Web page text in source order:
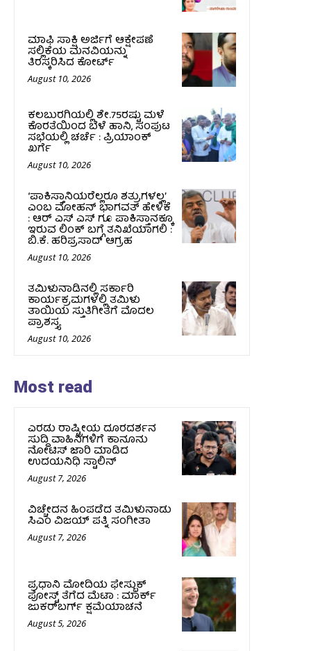
ಮಾಫಿ ಸಾಕ್ಷಿ ಅರ್ಜಿಗೆ ಆಕ್ಷೇಪಣೆ
ಸಲ್ಲಿಕೆಯ ಮನವಿಯನ್ನು
ತಿರಸ್ಕರಿಸಿದ ಕೋರ್ಟ್‌
August 10, 2026
ಕಲಬುರಗಿಯಲ್ಲಿ ಶೇ.75ರಷ್ಟು ಮಳೆ
ಕೊರತೆಯಿಂದ ಬೆಳೆ ಹಾನಿ, ಸಂಪುಟ‌
ಸಭೆಯಲ್ಲಿ ಚರ್ಚೆ : ಪ್ರಿಯಾಂಕ್
ಖರ್ಗೆ
August 10, 2026
‘ಪಾಕಿಸ್ತಾನಿಯರೆಲ್ಲರೂ ಶತ್ರುಗಳಲ್ಲ’
ಎಂಬ ಮೋಹನ್‌ ಭಾಗವತ್ ಹೇಳಿಕೆ
: ಆರ್ ಎಸ್ ಎಸ್ ಗೂ ಪಾಕಿಸ್ತಾನಕ್ಕೂ
ಇರುವ ಲಿಂಕ್ ಬಗ್ಗೆ ತನಿಖೆಯಾಗಲಿ :
ಬಿ.ಕೆ. ಹರಿಪ್ರಸಾದ್‌ ಆಗ್ರಹ
August 10, 2026
ತಮಿಳುನಾಡಿನಲ್ಲಿ ಸರ್ಕಾರಿ
ಕಾರ್ಯಕ್ರಮಗಳಲ್ಲಿ ತಮಿಳು
ತಾಯಿಯ ಸ್ತುತಿಗೀತೆಗೆ ಮೊದಲ
ಪ್ರಾಶಸ್ತ್ಯ
August 10, 2026
Most read
ಎರಡು ರಾಷ್ಟ್ರೀಯ ದೂರದರ್ಶನ
ಸುದ್ದಿ ವಾಹಿನಿಗಳಿಗೆ ಕಾನೂನು
ನೋಟಿಸ್ ಜಾರಿ ಮಾಡಿದ
ಉದಯನಿಧಿ ಸ್ಟಾಲಿನ್
August 7, 2026
ವಿಚ್ಚೇದನ ಹಿಂಪಡೆದ ತಮಿಳುನಾಡು
ಸಿಎಂ ವಿಜಯ್‌ ಪತ್ನಿ ಸಂಗೀತಾ
August 7, 2026
ಪ್ರಧಾನಿ ಮೋದಿಯ ಫೇಸ್ಬುಕ್‌
ಪೋಸ್ಟ್‌ ತೆಗೆದ ಮೆಟಾ : ಮಾರ್ಕ್
ಜುಕರ್‌ಬರ್ಗ್ ಕ್ಷಮೆಯಾಚನೆ
August 5, 2026